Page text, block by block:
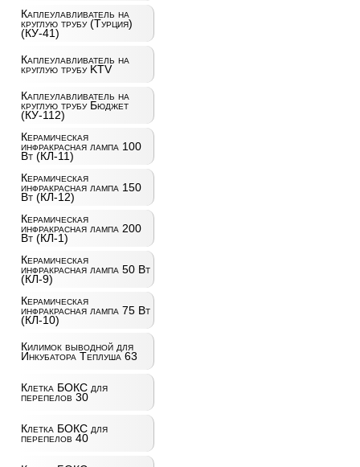
Каплеулавливатель на
круглую трубу (Турция)
(КУ-41)
Каплеулавливатель на
круглую трубу KTV
Каплеулавливатель на
круглую трубу Бюджет
(КУ-112)
Керамическая
инфракрасная лампа 100
Вт (КЛ-11)
Керамическая
инфракрасная лампа 150
Вт (КЛ-12)
Керамическая
инфракрасная лампа 200
Вт (КЛ-1)
Керамическая
инфракрасная лампа 50 Вт
(КЛ-9)
Керамическая
инфракрасная лампа 75 Вт
(КЛ-10)
Килимок выводной для
Инкубатора Теплуша 63
Клетка БОКС для
перепелов 30
Клетка БОКС для
перепелов 40